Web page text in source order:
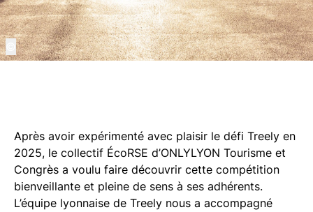
Après avoir expérimenté avec plaisir le défi Treely en
2025, le collectif ÉcoRSE d’ONLYLYON Tourisme et
Congrès a voulu faire découvrir cette compétition
bienveillante et pleine de sens à ses adhérents.
L’équipe lyonnaise de Treely nous a accompagné